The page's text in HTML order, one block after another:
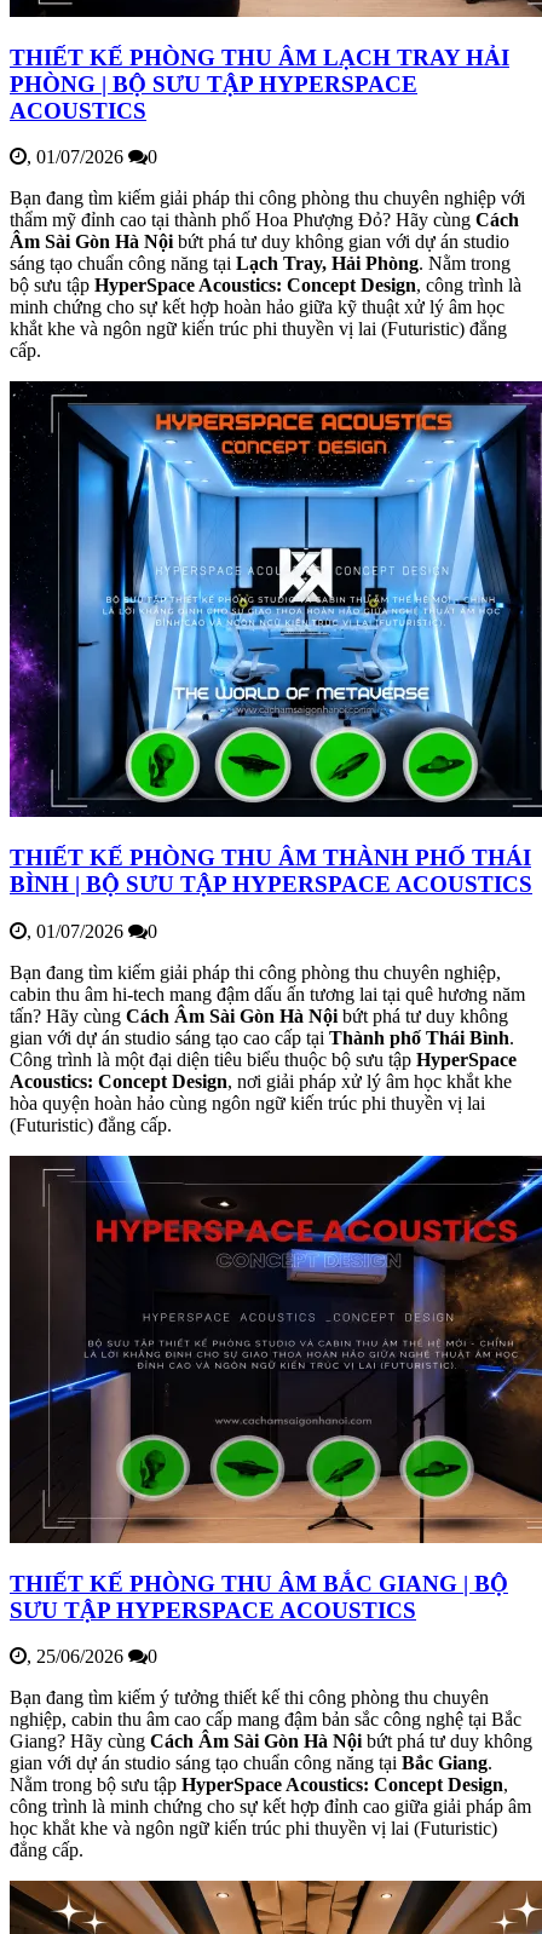
THIẾT KẾ PHÒNG THU ÂM LẠCH TRAY HẢI
PHÒNG | BỘ SƯU TẬP HYPERSPACE
ACOUSTICS
, 01/07/2026
0
Bạn đang tìm kiếm giải pháp thi công phòng thu chuyên nghiệp với
thẩm mỹ đỉnh cao tại thành phố Hoa Phượng Đỏ? Hãy cùng Cách
Âm Sài Gòn Hà Nộibứt phá tư duy không gian với dự án studio
sáng tạo chuẩn công năng tại Lạch Tray, Hải Phòng. Nằm trong
bộ sưu tập HyperSpace Acoustics: Concept Design, công trình là
minh chứng cho sự kết hợp hoàn hảo giữa kỹ thuật xử lý âm học
khắt khe và ngôn ngữ kiến trúc phi thuyền vị lai (Futuristic) đẳng
cấp.
THIẾT KẾ PHÒNG THU ÂM THÀNH PHỐ THÁI
BÌNH | BỘ SƯU TẬP HYPERSPACE ACOUSTICS
, 01/07/2026
0
Bạn đang tìm kiếm giải pháp thi công phòng thu chuyên nghiệp,
cabin thu âm hi-tech mang đậm dấu ấn tương lai tại quê hương năm
tấn? Hãy cùng Cách Âm Sài Gòn Hà Nội bứt phá tư duy không
gian với dự án studio sáng tạo cao cấp tại Thành phố Thái Bình.
Công trình là một đại diện tiêu biểu thuộc bộ sưu tập HyperSpace
Acoustics: Concept Design, nơi giải pháp xử lý âm học khắt khe
hòa quyện hoàn hảo cùng ngôn ngữ kiến trúc phi thuyền vị lai
(Futuristic) đẳng cấp.
THIẾT KẾ PHÒNG THU ÂM BẮC GIANG | BỘ
SƯU TẬP HYPERSPACE ACOUSTICS
, 25/06/2026
0
Bạn đang tìm kiếm ý tưởng thiết kế thi công phòng thu chuyên
nghiệp, cabin thu âm cao cấp mang đậm bản sắc công nghệ tại Bắc
Giang? Hãy cùng Cách Âm Sài Gòn Hà Nội bứt phá tư duy không
gian với dự án studio sáng tạo chuẩn công năng tại Bắc Giang.
Nằm trong bộ sưu tập HyperSpace Acoustics: Concept Design,
công trình là minh chứng cho sự kết hợp đỉnh cao giữa giải pháp âm
học khắt khe và ngôn ngữ kiến trúc phi thuyền vị lai (Futuristic)
đẳng cấp.